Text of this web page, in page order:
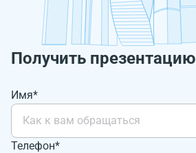
Получить презентацию
Имя*
Телефон*